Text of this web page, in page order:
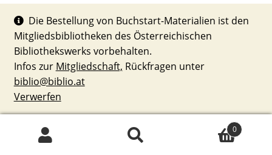
Die Bestellung von Buchstart-Materialien ist den
Mitgliedsbibliotheken des Österreichischen
Bibliothekswerks vorbehalten.
Infos zur Mitgliedschaft, Rückfragen unter
biblio@biblio.at
Verwerfen
© Buchstart : Materialien 2026
Erstellt mit WooCommerce
0